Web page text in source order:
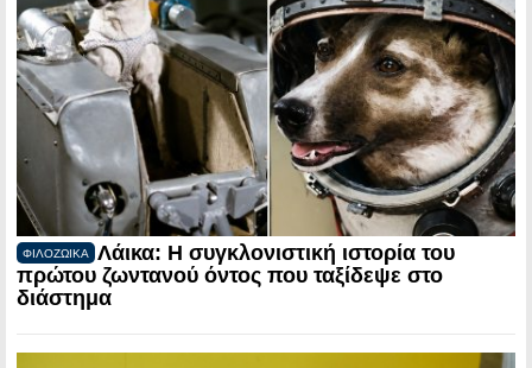
ΦΙΛΟΖΩΙΚΑ
Λάικα: Η συγκλονιστική ιστορία του
πρώτου ζωντανού όντος που ταξίδεψε στο
διάστημα